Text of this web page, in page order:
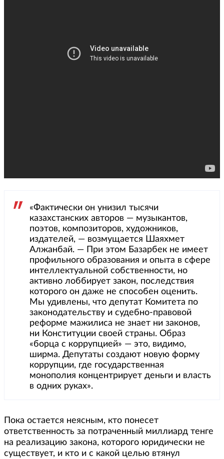
«Фактически он унизил тысячи
казахстанских авторов — музыкантов,
поэтов, композиторов, художников,
издателей, — возмущается Шаяхмет
Алжанбай. — При этом Базарбек не имеет
профильного образования и опыта в сфере
интеллектуальной собственности, но
активно лоббирует закон, последствия
которого он даже не способен оценить.
Мы удивлены, что депутат Комитета по
законодательству и судебно-правовой
реформе мажилиса не знает ни законов,
ни Конституции своей страны. Образ
«борца с коррупцией» — это, видимо,
ширма. Депутаты создают новую форму
коррупции, где государственная
монополия концентрирует деньги и власть
в одних руках».
Пока остается неясным, кто понесет
ответственность за потраченный миллиард тенге
на реализацию закона, которого юридически не
существует, и кто и с какой целью втянул